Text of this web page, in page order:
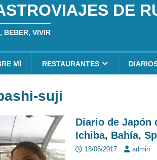
DE
BEBER, VIVIR
MÍ RESTAURANTES
suji
Diario de Japón
Ichiba, Bahía,
13/06/2017 admin